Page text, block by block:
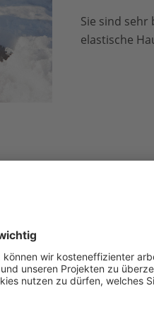
Sie sind
elastische
Während sie imSommer
reich gedeckten Tisch